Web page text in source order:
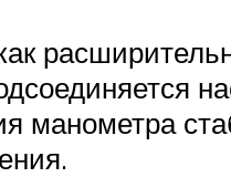
манометра